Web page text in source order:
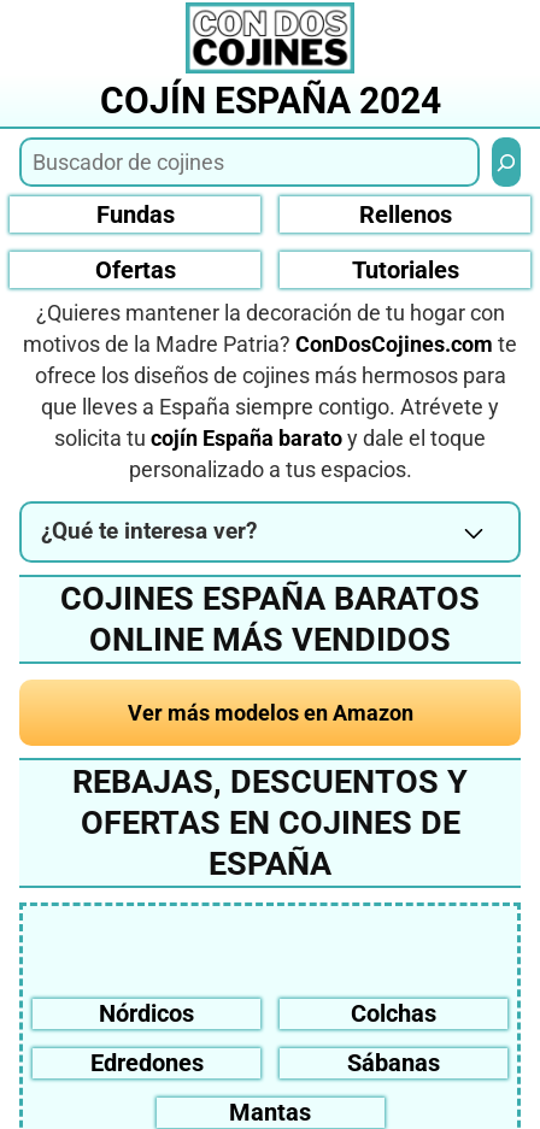
COJÍN ESPAÑA 2024
Fundas
Rellenos
Ofertas
Tutoriales
¿Quieres mantener la decoración de tu hogar con
motivos de la Madre Patria? ConDosCojines.com te
ofrece los diseños de cojines más hermosos para
que lleves a España siempre contigo. Atrévete y
solicita tu cojín España barato y dale el toque
personalizado a tus espacios.
¿Qué te interesa ver?
COJINES ESPAÑA BARATOS
ONLINE MÁS VENDIDOS
Ver más modelos en Amazon
REBAJAS, DESCUENTOS Y
OFERTAS EN COJINES DE
ESPAÑA
Nórdicos
Colchas
Edredones
Sábanas
Mantas